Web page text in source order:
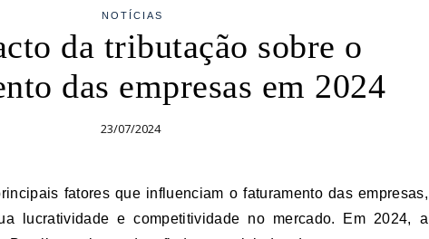
NOTÍCIAS
da tributação sobre o
das empresas em 2024
23/07/2024
lucratividade e competitividade no mercado. Em 2024, a